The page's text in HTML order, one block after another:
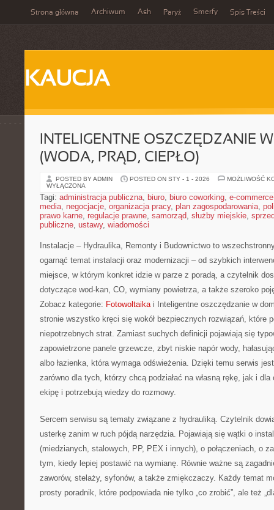
Strona główna Archiwum Ash Paryż Smerfy Spis Treści
KAUCJA
INTELIGENTNE OSZCZĘDZANIE
(WODA, PRĄD, CIEPŁO)
POSTED BY ADMIN POSTED ON STY - 1 - 2026
MOŻLIWOŚĆ
WYŁĄCZONA
Tagi: administracja publiczna, biuro, biuro coworking, e-commerce
media, negocjacje, organizacja pracy, plan zagospodarowania,
prawo karne, regulacje prawne, samorząd, służby miejskie,
publiczne, ustawy, wiadomości
Instalacje – Hydraulika, Remonty i Budownictwo to
ogarnąć temat instalacji oraz modernizacji – od szybkich
miejsce, w którym konkret idzie w parze z poradą, a czytelnik
dotyczące wod-kan, CO, wymiany powietrza, a także szeroko
Zobacz kategorie: Fotowoltaikai Inteligentne oszczędzanie w
stronie wszystko kręci się wokół bezpiecznych rozwiązań, które
niepotrzebnych strat. Zamiast suchych definicji pojawiają się
zapowietrzone panele grzewcze, zbyt niskie napór wody,
albo łazienka, która wymaga odświeżenia. Dzięki temu serwis
zarówno dla tych, którzy chcą podziałać na własną rękę, jak i
ekipę i potrzebują wiedzy do rozmowy.
Sercem serwisu są tematy związane z hydrauliką. Czytelnik
usterkę zanim w ruch pójdą narzędzia. Pojawiają się wątki o
(miedzianych, stalowych, PP, PEX i innych), o połączeniach, o
tym, kiedy lepiej postawić na wymianę. Równie ważne są
zaworów, stelaży, syfonów, a także zmiękczaczy. Każdy temat
prosty poradnik, które podpowiada nie tylko „co zrobić”, ale też